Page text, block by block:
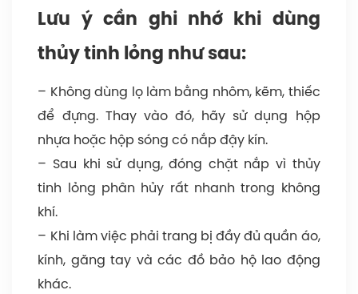
Lưu ý cần ghi nhớ khi dùng
thủy tinh lỏng như sau:
– Không dùng lọ làm bằng nhôm, kẽm, thiếc
để đựng. Thay vào đó, hãy sử dụng hộp
nhựa hoặc hộp sóng có nắp đậy kín.
– Sau khi sử dụng, đóng chặt nắp vì thủy
tinh lỏng phân hủy rất nhanh trong không
khí.
– Khi làm việc phải trang bị đầy đủ quần áo,
kính, găng tay và các đồ bảo hộ lao động
khác.